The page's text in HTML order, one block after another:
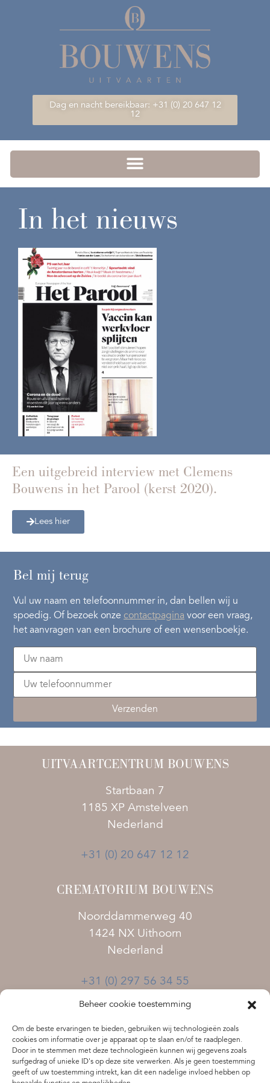
Beheer cookie toestemming
Om de beste ervaringen te bieden, gebruiken wij technologieën zoals
cookies om informatie over je apparaat op te slaan en/of te raadplegen.
Door in te stemmen met deze technologieën kunnen wij gegevens zoals
surfgedrag of unieke ID's op deze site verwerken. Als je geen toestemming
geeft of uw toestemming intrekt, kan dit een nadelige invloed hebben op
Dag en nacht bereikbaar: +31 (0) 20 647 12
12
In het nieuws
Een uitgebreid interview met Clemens
Bouwens in het Parool (kerst 2020).
Lees hier
Bel mij terug
Vul uw naam en telefoonnummer in, dan bellen wij u
spoedig. Of bezoek onze contactpagina voor een vraag,
het aanvragen van een brochure of een wensenboekje.
UITVAARTCENTRUM BOUWENS
Startbaan 7
1185 XP Amstelveen
Nederland
+31 (0) 20 647 12 12
CREMATORIUM BOUWENS
Noorddammerweg 40
1424 NX Uithoorn
Nederland
+31 (0) 297 56 34 55
Disclaimer
Privacy verklaring